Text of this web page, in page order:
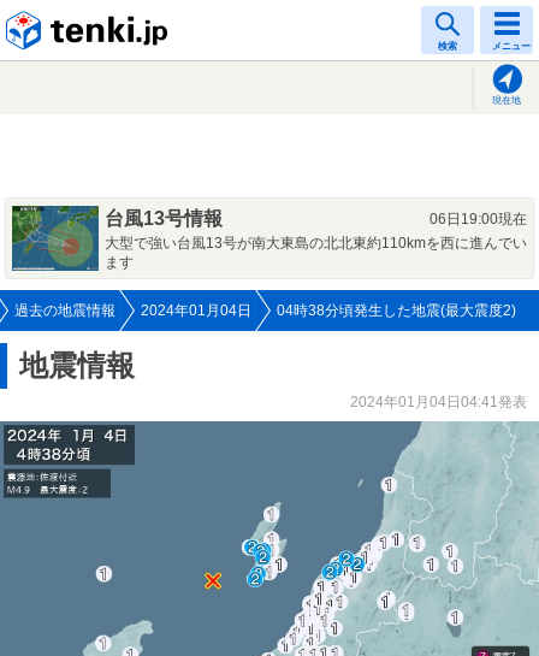
検索 メニュー
現在地
台風13号情報
06日19:00現在
大型で強い台風13号が南大東島の北北東約110kmを西に進んでい
ます
過去の地震情報 2024年01月04日 04時38分頃発生した地震(最大震度2)
地震情報
2024年01月04日04:41発表